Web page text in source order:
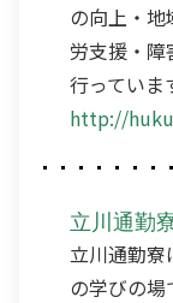
の向上・
労支援・
行っていま
http://
立川通勤
立川通勤寮
の学びの場